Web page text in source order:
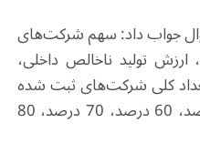
جواب داد: سهم شرکت‌های
تولید ناخالص داخلی،
کلی شرکت‌های ثبت شده
چین به ترتیب به بیش از 50 درصد، 60 درصد، 70 درصد، 80